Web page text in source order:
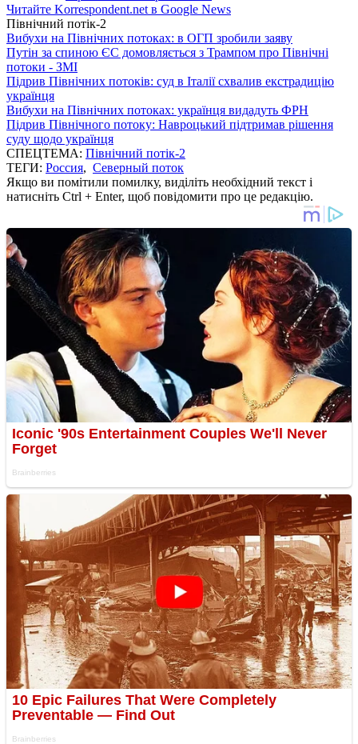
Читайте Korrespondent.net в Google News
Північний потік-2
Вибухи на Північних потоках: в ОГП зробили заяву
Путін за спиною ЄС домовляється з Трампом про Північні
потоки - ЗМІ
Підрив Північних потоків: суд в Італії схвалив екстрадицію
українця
Вибухи на Північних потоках: українця видадуть ФРН
Підрив Північного потоку: Навроцький підтримав рішення
суду щодо українця
СПЕЦТЕМА: Північний потік-2
ТЕГИ: Россия, Северный поток
Якщо ви помітили помилку, виділіть необхідний текст і
натисніть Ctrl + Enter, щоб повідомити про це редакцію.